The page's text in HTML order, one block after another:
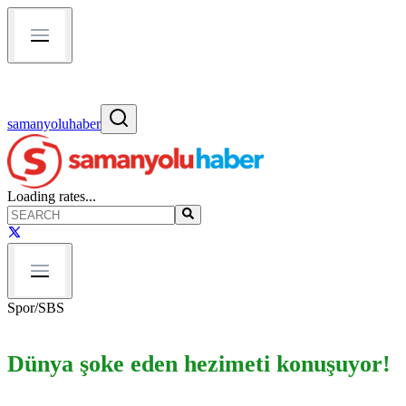
samanyoluhaber
Loading rates...
Spor/SBS
Dünya şoke eden hezimeti konuşuyor!